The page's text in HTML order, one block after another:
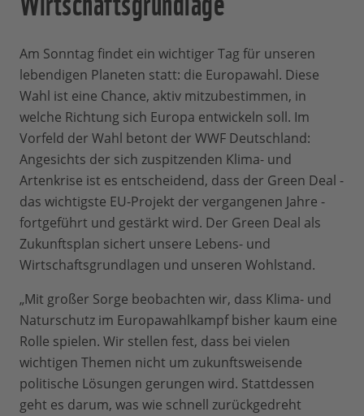
Am Sonntag findet ein wichtiger Tag für unseren
lebendigen Planeten statt: die Europawahl. Diese
Wahl ist eine Chance, aktiv mitzubestimmen, in
welche Richtung sich Europa entwickeln soll. Im
Vorfeld der Wahl betont der WWF Deutschland:
Angesichts der sich zuspitzenden Klima- und
Artenkrise ist es entscheidend, dass der Green Deal -
das wichtigste EU-Projekt der vergangenen Jahre -
fortgeführt und gestärkt wird. Der Green Deal als
Zukunftsplan sichert unsere Lebens- und
Wirtschaftsgrundlagen und unseren Wohlstand.
„Mit großer Sorge beobachten wir, dass Klima- und
Naturschutz im Europawahlkampf bisher kaum eine
Rolle spielen. Wir stellen fest, dass bei vielen
wichtigen Themen nicht um zukunftsweisende
politische Lösungen gerungen wird. Stattdessen
geht es darum, was wie schnell zurückgedreht